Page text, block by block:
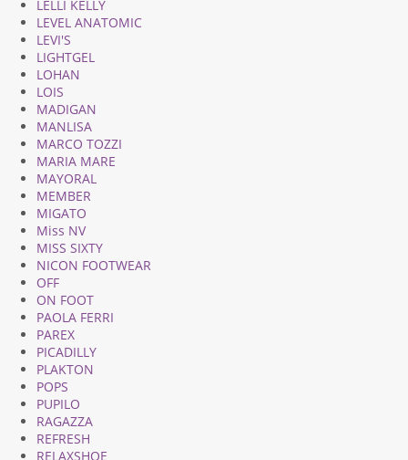
LELLI KELLY
LEVEL ANATOMIC
LEVI'S
LIGHTGEL
LOHAN
LOIS
MADIGAN
MANLISA
MARCO TOZZI
MARIA MARE
MAYORAL
MEMBER
MIGATO
Miss NV
MISS SIXTY
NICON FOOTWEAR
OFF
ON FOOT
PAOLA FERRI
PAREX
PICADILLY
PLAKTON
POPS
PUPILO
RAGAZZA
REFRESH
RELAXSHOE